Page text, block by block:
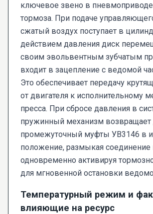
ключевое звено в
тормоза. При подаче
сжатый воздух поступает в
действием давления диск
своим эвольвентным зубчатым
входит в зацепление с ведомой
Это обеспечивает передачу
от двигателя к исполнительному
пресса. При сбросе давления в
пружинный механизм возвращает
промежуточный муфты УВ3146 в
положение, размыкая соединение
одновременно активируя
для мгновенной остановки
Температурный режим и
влияющие на ресурс